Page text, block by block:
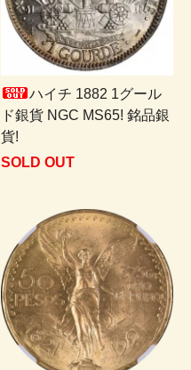
ハイチ 1882 1グール
ド銀貨 NGC MS65! 銘品銀
貨!
SOLD OUT